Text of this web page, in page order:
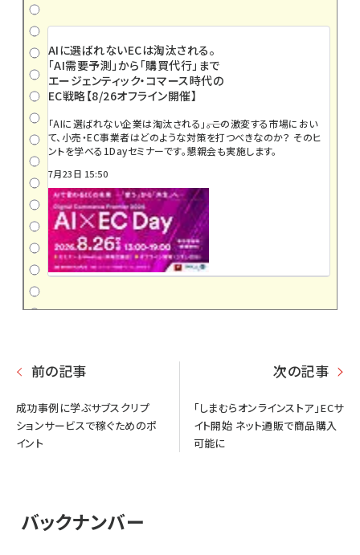
AIに選ばれないECは淘汰される。
「AI需要予測」から「購買代行」まで
エージェンティック・コマース時代の
EC戦略【8/26オフライン開催】
「AIに選ばれない企業は淘汰される」――。この激変する市場におい
て、小売・EC事業者はどのような対策を打つべきなのか？ そのヒ
ントを学べる1Dayセミナーです。懇親会も実施します。
7月23日 15:50
前の記事
成功事例に学ぶサブスクリプ
ションサービスで稼ぐためのポ
イント
次の記事
「しまむらオンラインストア」ECサ
イト開始 ネット通販で商品購入
可能に
バックナンバー